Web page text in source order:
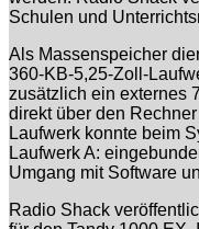
Schulen und
Als Massenspeicher
360-KB-5,25-Zoll-
zusätzlich ein externes
direkt über den
Laufwerk konnte beim
Laufwerk A:
Umgang mit Software
Radio Shack